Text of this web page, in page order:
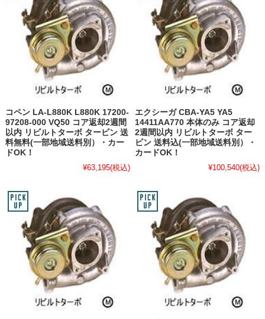
コペン LA-L880K L880K 17200-
97208-000 VQ50 コア返却2週間
以内 リビルトターボ タービン 送
料無料(一部地域送料別）・カー
ドOK！
¥63,195(税込)
エクシーガ CBA-YA5 YA5
14411AA770 本体のみ コア返却
2週間以内 リビルトターボ ター
ビン 送料込(一部地域送料別）・
カードOK！
¥100,540(税込)